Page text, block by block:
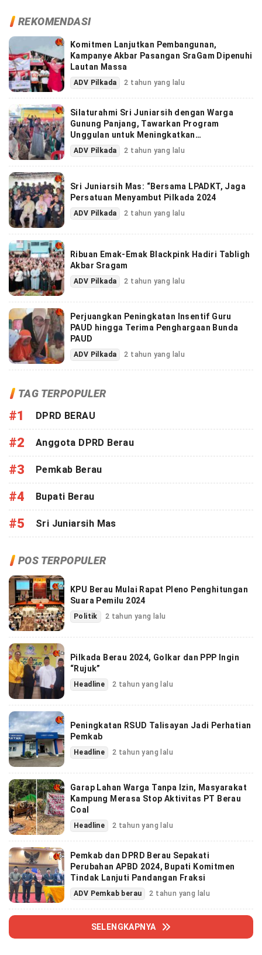
REKOMENDASI
Komitmen Lanjutkan Pembangunan,
Kampanye Akbar Pasangan SraGam Dipenuhi
Lautan Massa
ADV Pilkada 2 tahun yang lalu
Silaturahmi Sri Juniarsih dengan Warga
Gunung Panjang, Tawarkan Program
Unggulan untuk Meningkatkan
Kesejahteraan Masyarakat
ADV Pilkada 2 tahun yang lalu
Sri Juniarsih Mas: “Bersama LPADKT, Jaga
Persatuan Menyambut Pilkada 2024
ADV Pilkada 2 tahun yang lalu
Ribuan Emak-Emak Blackpink Hadiri Tabligh
Akbar Sragam
ADV Pilkada 2 tahun yang lalu
Perjuangkan Peningkatan Insentif Guru
PAUD hingga Terima Penghargaan Bunda
PAUD
ADV Pilkada 2 tahun yang lalu
TAG TERPOPULER
#1 DPRD BERAU
#2 Anggota DPRD Berau
#3 Pemkab Berau
#4 Bupati Berau
#5 Sri Juniarsih Mas
POS TERPOPULER
KPU Berau Mulai Rapat Pleno Penghitungan
Suara Pemilu 2024
Politik 2 tahun yang lalu
Pilkada Berau 2024, Golkar dan PPP Ingin
“Rujuk”
Headline 2 tahun yang lalu
Peningkatan RSUD Talisayan Jadi Perhatian
Pemkab
Headline 2 tahun yang lalu
Garap Lahan Warga Tanpa Izin, Masyarakat
Kampung Merasa Stop Aktivitas PT Berau
Coal
Headline 2 tahun yang lalu
Pemkab dan DPRD Berau Sepakati
Perubahan APBD 2024, Bupati Komitmen
Tindak Lanjuti Pandangan Fraksi
ADV Pemkab berau 2 tahun yang lalu
SELENGKAPNYA